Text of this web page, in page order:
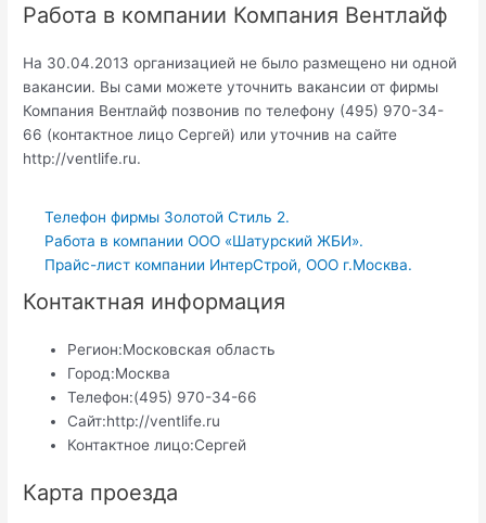
Работа в компании Компания Вентлайф
На 30.04.2013 организацией не было размещено ни одной
вакансии. Вы сами можете уточнить вакансии от фирмы
Компания Вентлайф позвонив по телефону (495) 970-34-
66 (контактное лицо Сергей) или уточнив на сайте
http://ventlife.ru.
Телефон фирмы Золотой Стиль 2.
Работа в компании ООО «Шатурский ЖБИ».
Прайс-лист компании ИнтерСтрой, ООО г.Москва.
Контактная информация
Регион:Московская область
Город:Москва
Телефон:(495) 970-34-66
Сайт:http://ventlife.ru
Контактное лицо:Сергей
Карта проезда